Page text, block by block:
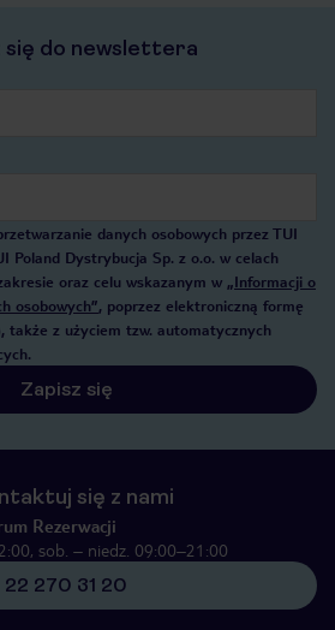
się do newslettera
danych osobowych przez TUI
Poland Dystrybucja Sp. z o.o. w celach
oraz celu wskazanym w „Informacji o
osobowych”, poprzez elektroniczną formę
także z użyciem tzw. automatycznych
Zapisz się
się z nami
Rezerwacji
sob. – niedz. 09:00–21:00
22 270 31 20